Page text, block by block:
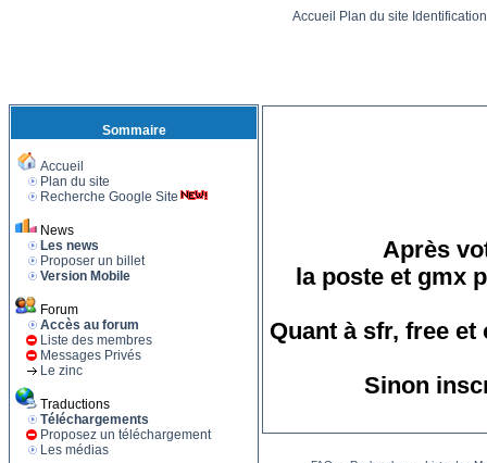
Accueil Plan du site
Sommaire
Accueil
Plan du site
Recherche Google Site
News
Les news
Proposer un billet
Version Mobile
Forum
Accès au forum
Liste des membres
Messages Privés
Le zinc
Traductions
Téléchargements
Proposez un téléchargement
Les médias
Après
la poste et gmx
Quant à sfr, free
Sinon